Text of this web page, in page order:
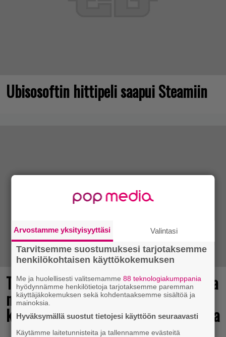
Ubisosoftin hittipeli saapui Steamiin
Tulevasta Resident Evil -uusioversiosta
näyttäisi tulevan menestys – jo yli
kahden miljoonan pelaajan toivelistalla
Arvostamme yksityisyyttäsi Valintasi
Tarvitsemme suostumuksesi tarjotaksemme
henkilökohtaisen käyttökokemuksen
Me ja huolellisesti valitsemamme88 teknologiakumppania
hyödynnämme henkilötietoja tarjotaksemme paremman
käyttäjäkokemuksen sekä kohdentaaksemme sisältöä ja
mainoksia.
Hyväksymällä suostut tietojesi käyttöön seuraavasti
Käytämme laitetunnisteita ja tallennamme evästeitä